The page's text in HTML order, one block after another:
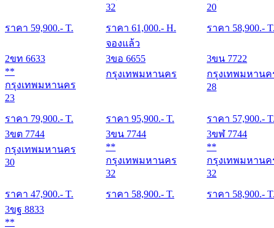
ราคา 59,900.- T.
32
ราคา 61,000.- H.
20
ราคา 58,900.-
2ขท 6633
**
กรุงเทพมหานคร
23
ราคา 79,900.- T.
จองแล้ว
3ขอ 6655
กรุงเทพมหานคร
ราคา 95,900.- T.
3ขน 7722
กรุงเทพมหานค
28
ราคา 57,900.-
3ขต 7744
กรุงเทพมหานคร
30
ราคา 47,900.- T.
3ขน 7744
**
กรุงเทพมหานคร
32
ราคา 58,900.- T.
3ขฬ 7744
**
กรุงเทพมหานค
32
ราคา 58,900.-
3ขฐ 8833
**